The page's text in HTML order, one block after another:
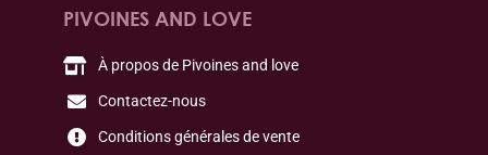
PIVOINES AND LOVE
À propos de Pivoines and love
Contactez-nous
Conditions générales de vente